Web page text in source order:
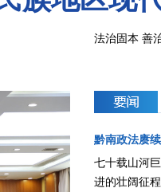
法治固本 善
黔南政法赓
七十载山河
进的壮阔征